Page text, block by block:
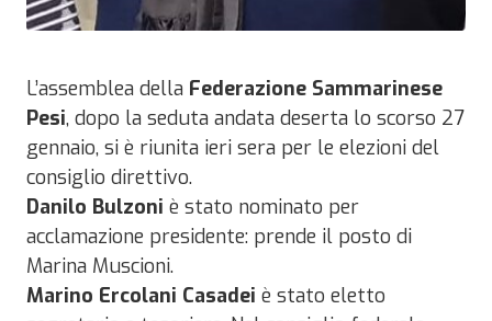
L’assemblea della Federazione Sammarinese
Pesi, dopo la seduta andata deserta lo scorso 27
gennaio, si è riunita ieri sera per le elezioni del
consiglio direttivo.
Danilo Bulzoni è stato nominato per
acclamazione presidente: prende il posto di
Marina Muscioni.
Marino Ercolani Casadei è stato eletto